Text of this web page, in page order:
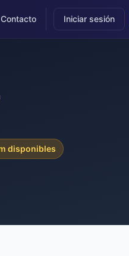
Contacto Iniciar sesión
disponibles